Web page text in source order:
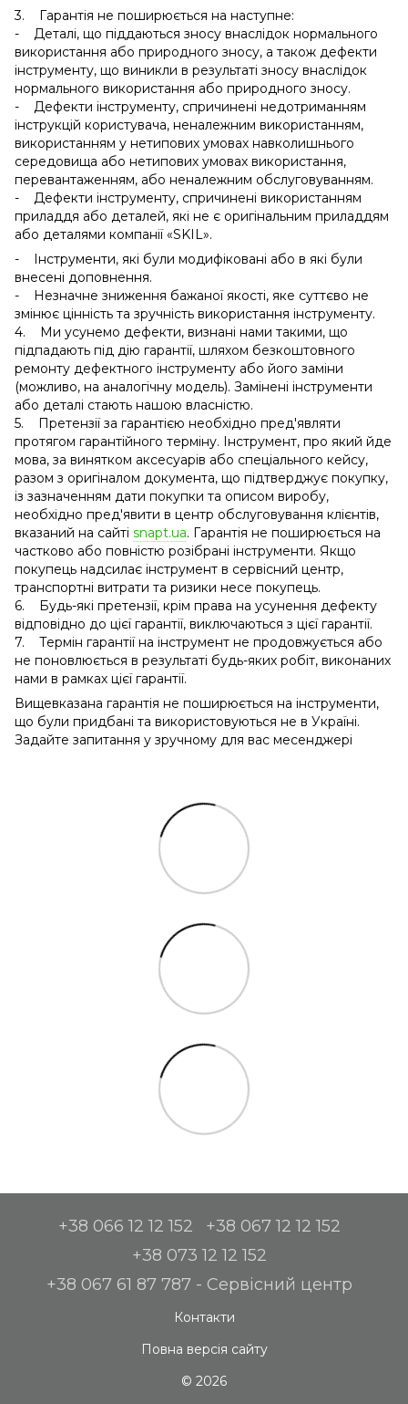
3. Гарантія не поширюється на наступне:
- Деталі, що піддаються зносу внаслідок нормального
використання або природного зносу, а також дефекти
інструменту, що виникли в результаті зносу внаслідок
нормального використання або природного зносу.
- Дефекти інструменту, спричинені недотриманням
інструкцій користувача, неналежним використанням,
використанням у нетипових умовах навколишнього
середовища або нетипових умовах використання,
перевантаженням, або неналежним обслуговуванням.
- Дефекти інструменту, спричинені використанням
приладдя або деталей, які не є оригінальним приладдям
або деталями компанії «SKIL».
- Інструменти, які були модифіковані або в які були
внесені доповнення.
- Незначне зниження бажаної якості, яке суттєво не
змінює цінність та зручність використання інструменту.
4. Ми усунемо дефекти, визнані нами такими, що
підпадають під дію гарантії, шляхом безкоштовного
ремонту дефектного інструменту або його заміни
(можливо, на аналогічну модель). Замінені інструменти
або деталі стають нашою власністю.
5. Претензії за гарантією необхідно пред'являти
протягом гарантійного терміну. Інструмент, про який йде
мова, за винятком аксесуарів або спеціального кейсу,
разом з оригіналом документа, що підтверджує покупку,
із зазначенням дати покупки та описом виробу,
необхідно пред'явити в центр обслуговування клієнтів,
вказаний на сайті snapt.ua. Гарантія не поширюється на
частково або повністю розібрані інструменти. Якщо
покупець надсилає інструмент в сервісний центр,
транспортні витрати та ризики несе покупець.
6. Будь-які претензії, крім права на усунення дефекту
відповідно до цієї гарантії, виключаються з цієї гарантії.
7. Термін гарантії на інструмент не продовжується або
не поновлюється в результаті будь-яких робіт, виконаних
нами в рамках цієї гарантії.
Вищевказана гарантія не поширюється на інструменти,
що були придбані та використовуються не в Україні.
Задайте запитання у зручному для вас месенджері
+38 066 12 12 152
+38 067 12 12 152
+38 073 12 12 152
+38 067 61 87 787 - Сервісний центр
Контакти
Повна версія сайту
© 2026